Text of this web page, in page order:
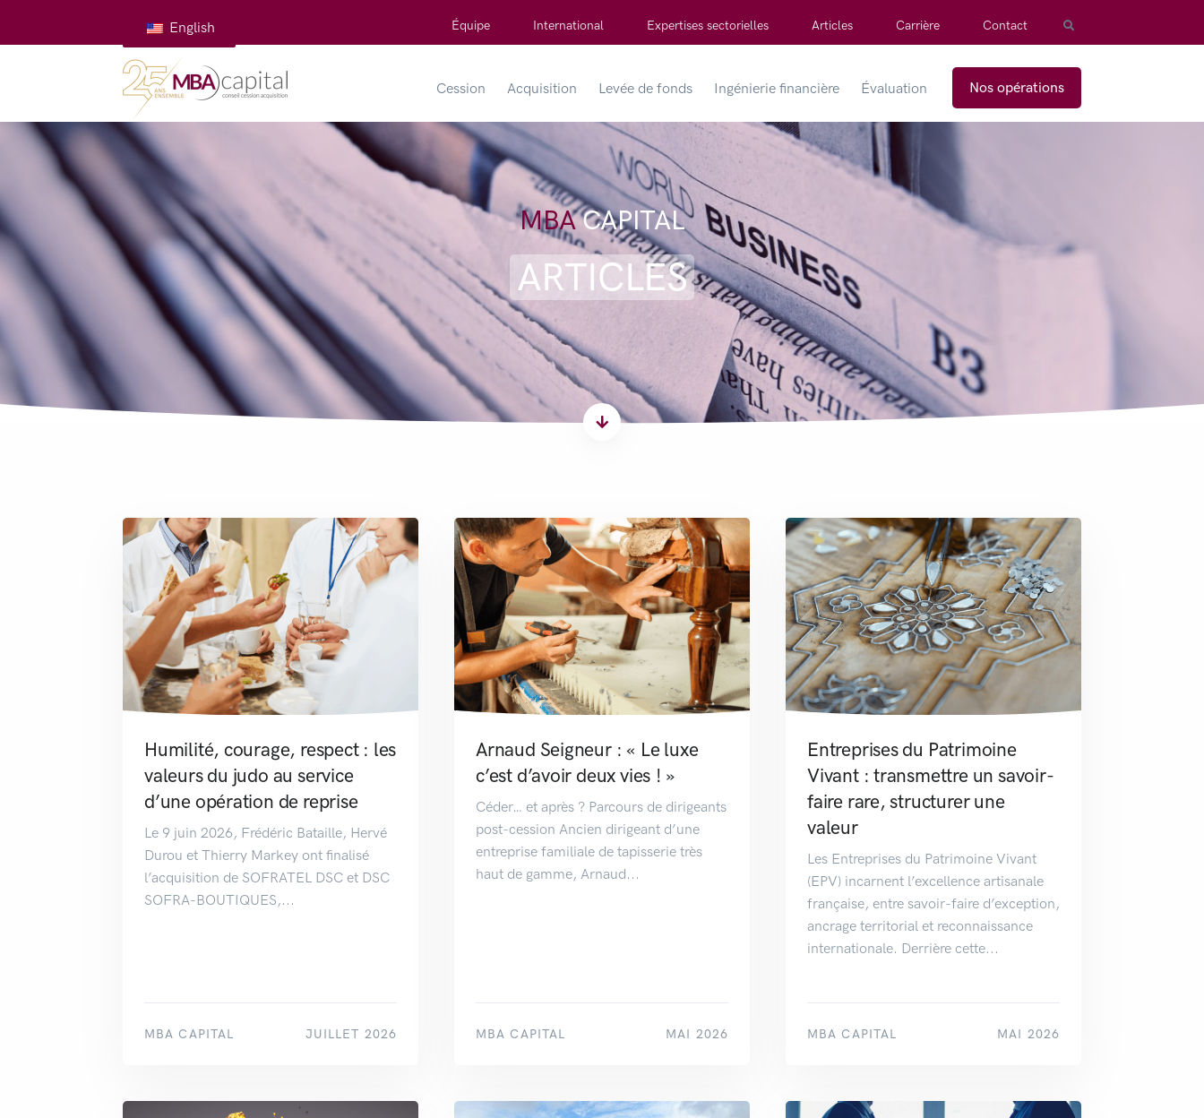
English Équipe International Expertises sectorielles Articles Carrière Contact
Cession Acquisition Levée de fonds Ingénierie financière Évaluation Nos opérations
MBACAPITAL
ARTICLES
Humilité, courage, respect : les
valeurs du judo au service
d’une opération de reprise
Le 9 juin 2026, Frédéric Bataille, Hervé
Durou et Thierry Markey ont finalisé
l’acquisition de SOFRATEL DSC et DSC
SOFRA-BOUTIQUES,...
MBA CAPITAL JUILLET 2026
Arnaud Seigneur : « Le luxe
c’est d’avoir deux vies ! »
Céder… et après ? Parcours de dirigeants
post-cession Ancien dirigeant d’une
entreprise familiale de tapisserie très
haut de gamme, Arnaud...
MBA CAPITAL MAI 2026
Entreprises du Patrimoine
Vivant : transmettre un savoir-
faire rare, structurer une
valeur
Les Entreprises du Patrimoine Vivant
(EPV) incarnent l’excellence artisanale
française, entre savoir-faire d’exception,
ancrage territorial et reconnaissance
internationale. Derrière cette...
MBA CAPITAL MAI 2026